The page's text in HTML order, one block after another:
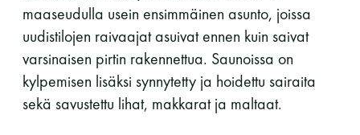
Suomen Saunaseura ry
Vaskiniementie 10, 00200 Helsinki
Kahvio/kassa 050 372 4167
maaseudulla usein ensimmäinen asunto, joissa
uudistilojen raivaajat asuivat ennen kuin saivat
varsinaisen pirtin rakennettua. Saunoissa on
kylpemisen lisäksi synnytetty ja hoidettu sairaita
sekä savustettu lihat, makkarat ja maltaat.